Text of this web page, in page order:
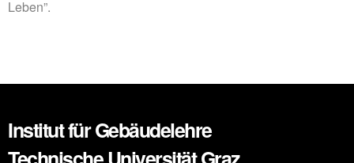
Leben”.
Institut für Gebäudelehre